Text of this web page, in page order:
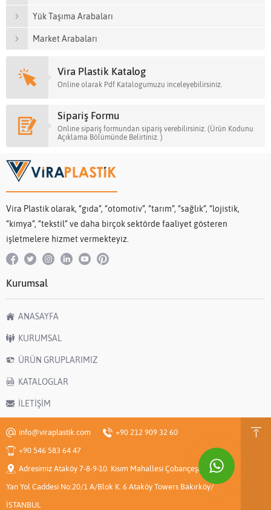
Yük Taşıma Arabaları
Market Arabaları
Vira Plastik Katalog
Online olarak Pdf Katalogumuzu inceleyebilirsiniz.
Sipariş Formu
Online sipariş formundan sipariş verebilirsiniz. (Ürün Kodunu
Açıklama Bölümünde Belirtiniz. )
Vira Plastik olarak, “gıda”, “otomotiv”, “tarım”, “sağlık”, “lojistik,
“kimya”, “tekstil” ve daha birçok sektörde faaliyet gösteren
işletmelere hizmet vermekteyiz.
Kurumsal
ANASAYFA
KURUMSAL
ÜRÜN GRUPLARIMIZ
KATALOGLAR
İLETİŞİM
info@viraplastik.com
+90 212 909 32 60
+90 546 583 64 47
Adresimiz Ataköy 7-8-9-10. Kısım Mahallesi Çobançeşme E-5
Yan Yol Caddesi No:20/1 A/Blok K. 6 Ataköy Towers Bakırköy/
İSTANBUL